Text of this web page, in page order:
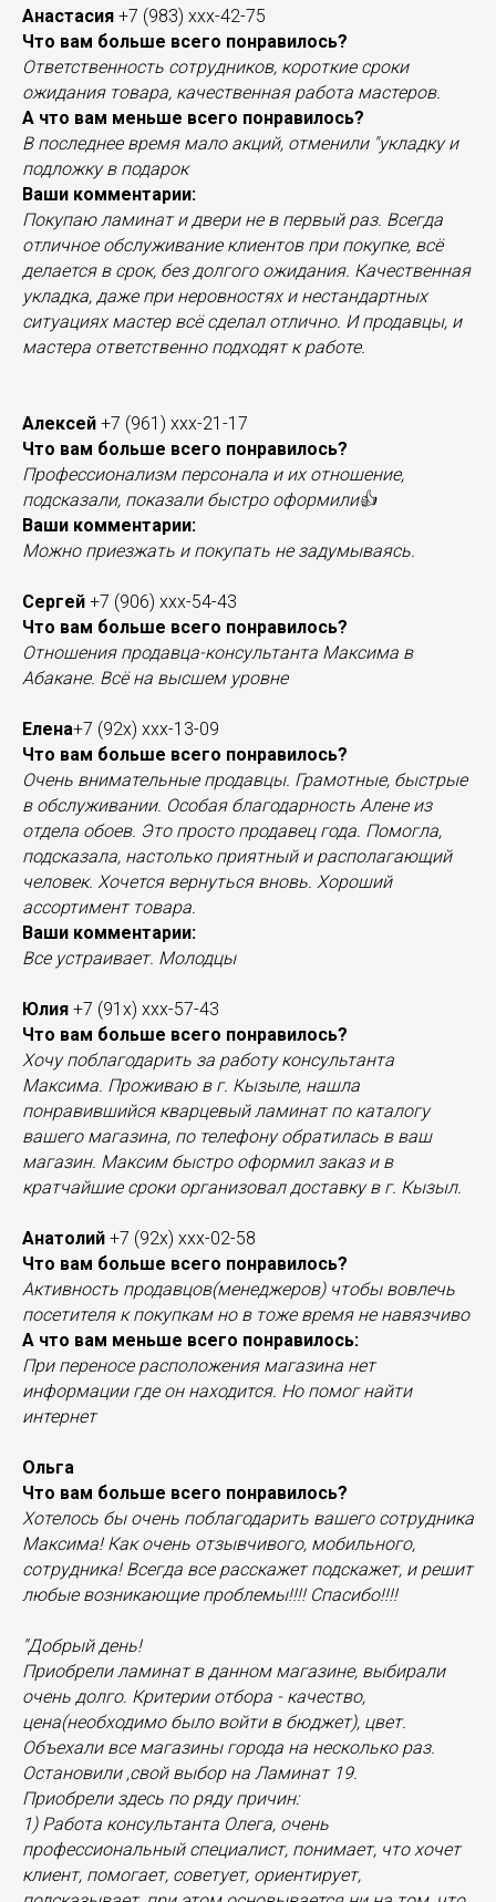
Анастасия +7 (983) ххх-42-75
Что вам больше всего понравилось?
Ответственность сотрудников, короткие сроки
ожидания товара, качественная работа мастеров.
А что вам меньше всего понравилось?
В последнее время мало акций, отменили "укладку и
подложку в подарок
Ваши комментарии:
Покупаю ламинат и двери не в первый раз. Всегда
отличное обслуживание клиентов при покупке, всё
делается в срок, без долгого ожидания. Качественная
укладка, даже при неровностях и нестандартных
ситуациях мастер всё сделал отлично. И продавцы, и
мастера ответственно подходят к работе.
Алексей +7 (961) ххх-21-17
Что вам больше всего понравилось?
Профессионализм персонала и их отношение,
подсказали, показали быстро оформили👍
Ваши комментарии:
Можно приезжать и покупать не задумываясь.
Сергей +7 (906) ххх-54-43
Что вам больше всего понравилось?
Отношения продавца-консультанта Максима в
Абакане. Всё на высшем уровне
Елена+7 (92х) ххх-13-09
Что вам больше всего понравилось?
Очень внимательные продавцы. Грамотные, быстрые
в обслуживании. Особая благодарность Алене из
отдела обоев. Это просто продавец года. Помогла,
подсказала, настолько приятный и располагающий
человек. Хочется вернуться вновь. Хороший
ассортимент товара.
Ваши комментарии:
Все устраивает. Молодцы
Юлия +7 (91х) ххх-57-43
Что вам больше всего понравилось?
Хочу поблагодарить за работу консультанта
Максима. Проживаю в г. Кызыле, нашла
понравившийся кварцевый ламинат по каталогу
вашего магазина, по телефону обратилась в ваш
магазин. Максим быстро оформил заказ и в
кратчайшие сроки организовал доставку в г. Кызыл.
Анатолий +7 (92х) ххх-02-58
Что вам больше всего понравилось?
Активность продавцов(менеджеров) чтобы вовлечь
посетителя к покупкам но в тоже время не навязчиво
А что вам меньше всего понравилось:
При переносе расположения магазина нет
информации где он находится. Но помог найти
интернет
Ольга
Что вам больше всего понравилось?
Хотелось бы очень поблагодарить вашего сотрудника
Максима! Как очень отзывчивого, мобильного,
сотрудника! Всегда все расскажет подскажет, и решит
любые возникающие проблемы!!!! Спасибо!!!!
"Добрый день!
Приобрели ламинат в данном магазине, выбирали
очень долго. Критерии отбора - качество,
цена(необходимо было войти в бюджет), цвет.
Объехали все магазины города на несколько раз.
Остановили ,свой выбор на Ламинат 19.
Приобрели здесь по ряду причин:
1) Работа консультанта Олега, очень
профессиональный специалист, понимает, что хочет
клиент, помогает, советует, ориентирует,